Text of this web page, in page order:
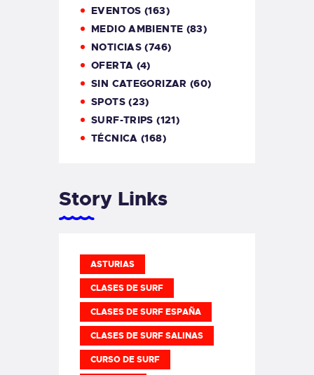
EVENTOS (163)
MEDIO AMBIENTE (83)
NOTICIAS (746)
OFERTA (4)
SIN CATEGORIZAR (60)
SPOTS(23)
SURF-TRIPS (121)
TÉCNICA (168)
Story Links
ASTURIAS
CLASES DE SURF
CLASES DE SURF ESPAÑA
CLASES DE SURF SALINAS
CURSO DE SURF